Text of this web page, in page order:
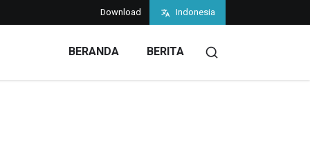
Download Indonesia
BERANDA BERITA